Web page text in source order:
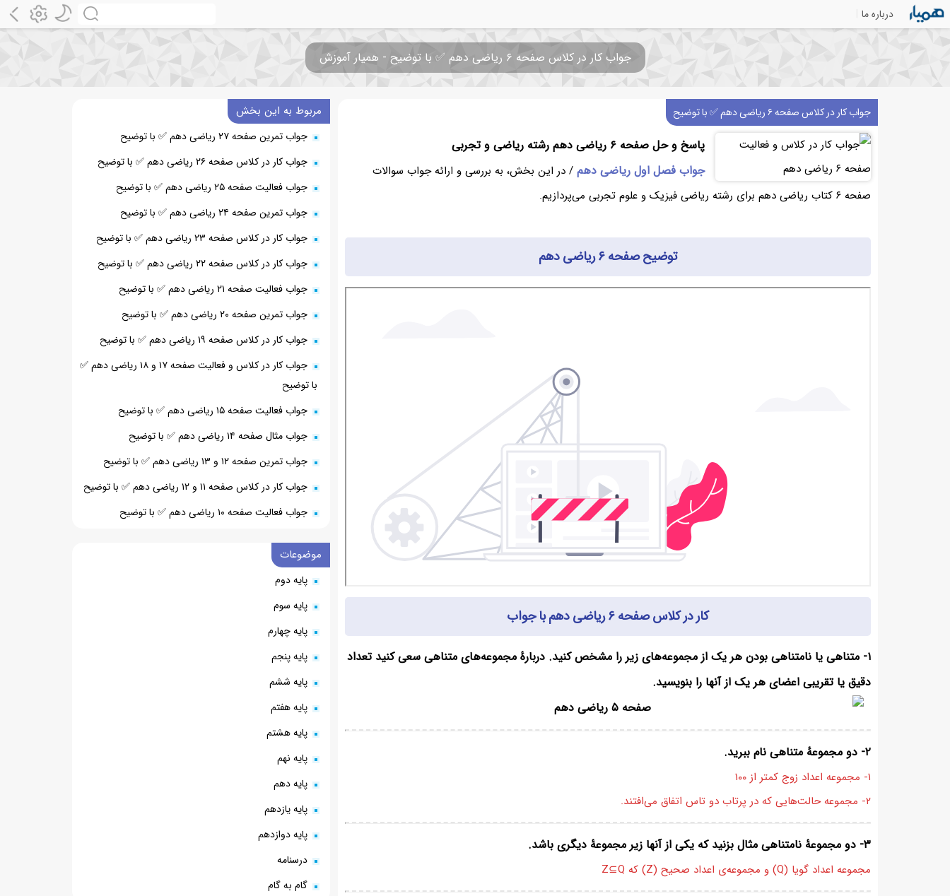
درباره ما
جواب کار در کلاس صفحه ۶ ریاضی دهم ✅ با توضیح - همیار آموزش
جواب کار در کلاس صفحه ۶ ریاضی دهم ✅ با توضیح
پاسخ و حل صفحه ۶ ریاضی دهم رشته ریاضی و تجربی
جواب فصل اول ریاضی دهم / در این بخش، به بررسی و ارائه جواب سوالات
صفحه ۶ کتاب ریاضی دهم برای رشته ریاضی فیزیک و علوم تجربی می‌پردازیم.
توضیح صفحه ۶ ریاضی دهم
کار در کلاس صفحه ۶ ریاضی دهم با جواب
۱- متناهی یا نامتناهی بودن هر یک از مجموعه‌های زیر را مشخص کنید. دربارهٔ مجموعه‌های متناهی سعی کنید تعداد
دقیق یا تقریبی اعضای هر یک از آنها را بنویسید.
۲- دو مجموعهٔ متناهی نام ببرید.
۱- مجموعه اعداد زوج کمتر از ۱۰۰
۲- مجموعه حالت‌هایی که در پرتاب دو تاس اتفاق می‌افتند.
۳- دو مجموعهٔ نامتناهی مثال بزنید که یکی از آنها زیر مجموعهٔ دیگری باشد.
مجموعه اعداد گویا (Q) و مجموعه‌ی اعداد صحیح (Z) که Z⊆Q
مربوط به این بخش
جواب تمرین صفحه ۲۷ ریاضی دهم ✅ با توضیح
جواب کار در کلاس صفحه ۲۶ ریاضی دهم ✅ با توضیح
جواب فعالیت صفحه ۲۵ ریاضی دهم ✅ با توضیح
جواب تمرین صفحه ۲۴ ریاضی دهم ✅ با توضیح
جواب کار در کلاس صفحه ۲۳ ریاضی دهم ✅ با توضیح
جواب کار در کلاس صفحه ۲۲ ریاضی دهم ✅ با توضیح
جواب فعالیت صفحه ۲۱ ریاضی دهم ✅ با توضیح
جواب تمرین صفحه ۲۰ ریاضی دهم ✅ با توضیح
جواب کار در کلاس صفحه ۱۹ ریاضی دهم ✅ با توضیح
جواب کار در کلاس و فعالیت صفحه ۱۷ و ۱۸ ریاضی دهم ✅
با توضیح
جواب فعالیت صفحه ۱۵ ریاضی دهم ✅ با توضیح
جواب مثال صفحه ۱۴ ریاضی دهم ✅ با توضیح
جواب تمرین صفحه ۱۲ و ۱۳ ریاضی دهم ✅ با توضیح
جواب کار در کلاس صفحه ۱۱ و ۱۲ ریاضی دهم ✅ با توضیح
جواب فعالیت صفحه ۱۰ ریاضی دهم ✅ با توضیح
موضوعات
پایه دوم
پایه سوم
پایه چهارم
پایه پنجم
پایه ششم
پایه هفتم
پایه هشتم
پایه نهم
پایه دهم
پایه یازدهم
پایه دوازدهم
درسنامه
گام به گام